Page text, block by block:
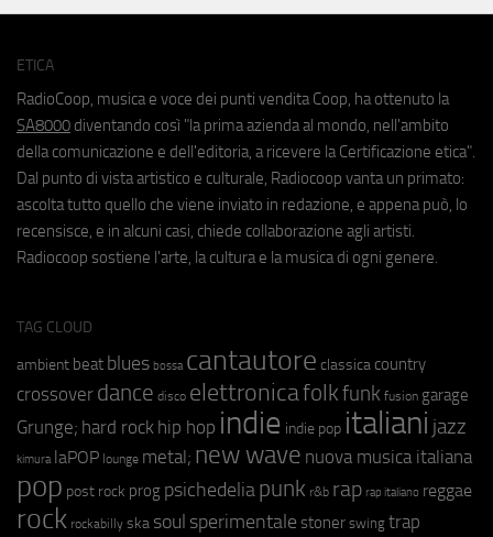
ETICA
RadioCoop, musica e voce dei punti vendita Coop, ha ottenuto la
SA8000 diventando così "la prima azienda al mondo, nell'ambito
della comunicazione e dell'editoria, a ricevere la Certificazione etica".
Dal punto di vista artistico e culturale, Radiocoop vanta un primato:
ascolta tutto quello che viene inviato in redazione, e appena può, lo
recensisce, e in alcuni casi, chiede collaborazione agli artisti.
Radiocoop sostiene l'arte, la cultura e la musica di ogni genere.
TAG CLOUD
ambient beat blues bossa cantautore classica country
crossover dance disco elettronicafolkfunk fusion garage
Grunge; hard rock hip hop indie indie pop italiani jazz
kimura laPOP lounge metal; new wave nuova musica italiana
pop post rock prog psichedeliapunk r&b rap rap italiano reggae
rock rockabilly ska soul sperimentale stoner swing trap